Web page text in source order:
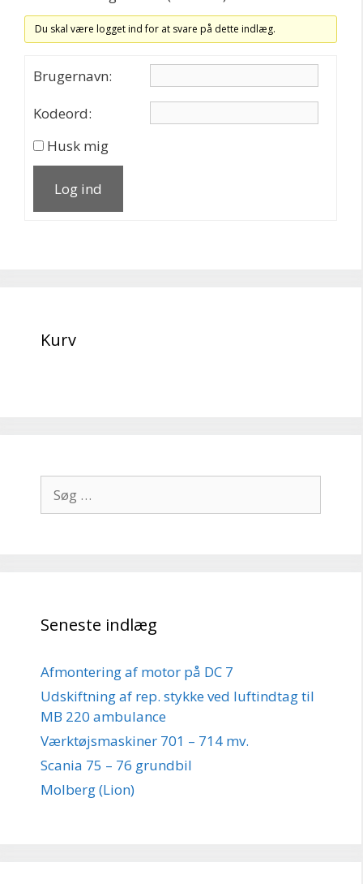
Du skal være logget ind for at svare på dette indlæg.
Brugernavn:
Kodeord:
Husk mig
Log ind
Kurv
efter:
Seneste indlæg
Afmontering af motor på DC 7
Udskiftning af rep. stykke ved luftindtag til
MB 220 ambulance
Værktøjsmaskiner 701 – 714 mv.
Scania 75 – 76 grundbil
Molberg (Lion)